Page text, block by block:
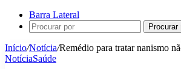
Barra Lateral
Procurar
Início/Notícia/Remédio para tratar nanismo
NotíciaSaúde